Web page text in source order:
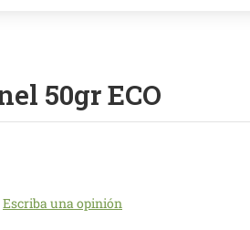
50gr ECO
Escriba una opinión